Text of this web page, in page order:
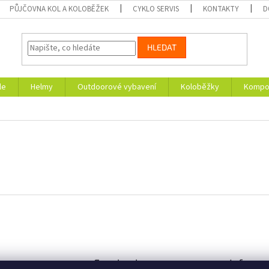
PŮJČOVNA KOL A KOLOBĚŽEK CYKLO SERVIS KONTAKTY
HLEDAT
Helmy Outdoorové vybavení Koloběžky
Facebook